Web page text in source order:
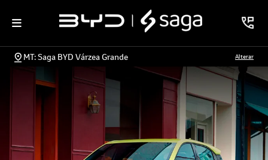
MT: Saga BYD Várzea Grande Alterar